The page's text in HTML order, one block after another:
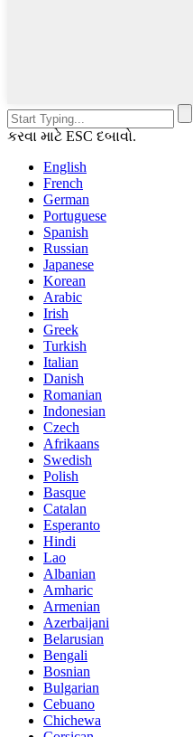
કરવા માટે ESC દબાવો.
English
French
German
Portuguese
Spanish
Russian
Japanese
Korean
Arabic
Irish
Greek
Turkish
Italian
Danish
Romanian
Indonesian
Czech
Afrikaans
Swedish
Polish
Basque
Catalan
Esperanto
Hindi
Lao
Albanian
Amharic
Armenian
Azerbaijani
Belarusian
Bengali
Bosnian
Bulgarian
Cebuano
Chichewa